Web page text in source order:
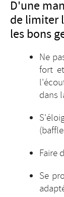
D'une
de limiter
les bons
Ne
fort
dans
Faire
Se